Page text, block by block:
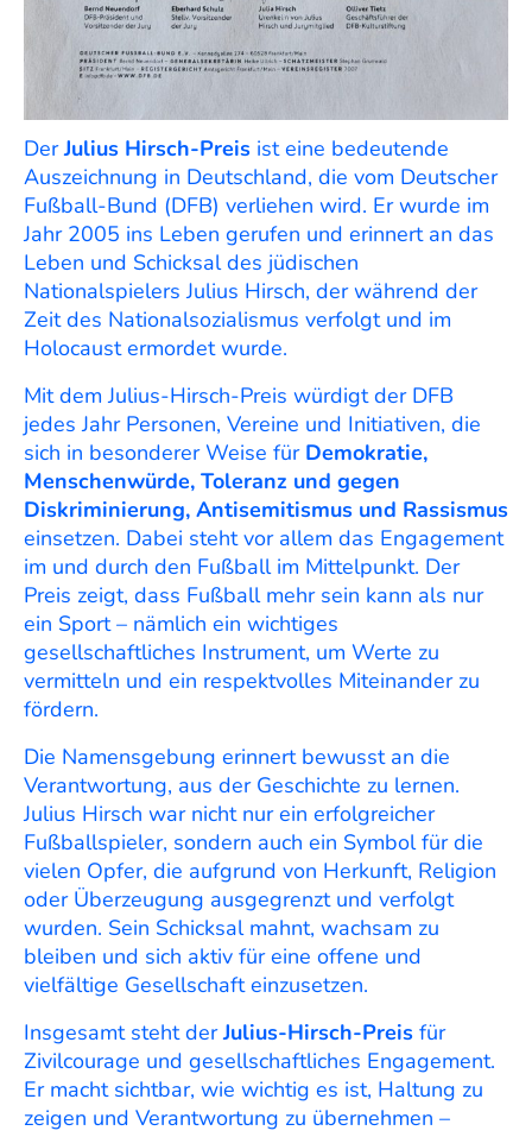
DerJulius Hirsch-Preis ist eine bedeutende
Auszeichnung in Deutschland, die vom Deutscher
Fußball-Bund (DFB) verliehen wird. Er wurde im
Jahr 2005 ins Leben gerufen und erinnert an das
Leben und Schicksal des jüdischen
Nationalspielers Julius Hirsch, der während der
Zeit des Nationalsozialismus verfolgt und im
Holocaust ermordet wurde.
Mit dem Julius-Hirsch-Preis würdigt der DFB
jedes Jahr Personen, Vereine und Initiativen, die
sich in besonderer Weise für Demokratie,
Menschenwürde, Toleranz und gegen
Diskriminierung, Antisemitismus und Rassismus
einsetzen. Dabei steht vor allem das Engagement
im und durch den Fußball im Mittelpunkt. Der
Preis zeigt, dass Fußball mehr sein kann als nur
ein Sport – nämlich ein wichtiges
gesellschaftliches Instrument, um Werte zu
vermitteln und ein respektvolles Miteinander zu
fördern.
Die Namensgebung erinnert bewusst an die
Verantwortung, aus der Geschichte zu lernen.
Julius Hirsch war nicht nur ein erfolgreicher
Fußballspieler, sondern auch ein Symbol für die
vielen Opfer, die aufgrund von Herkunft, Religion
oder Überzeugung ausgegrenzt und verfolgt
wurden. Sein Schicksal mahnt, wachsam zu
bleiben und sich aktiv für eine offene und
vielfältige Gesellschaft einzusetzen.
Insgesamt steht derJulius-Hirsch-Preis für
Zivilcourage und gesellschaftliches Engagement.
Er macht sichtbar, wie wichtig es ist, Haltung zu
zeigen und Verantwortung zu übernehmen –